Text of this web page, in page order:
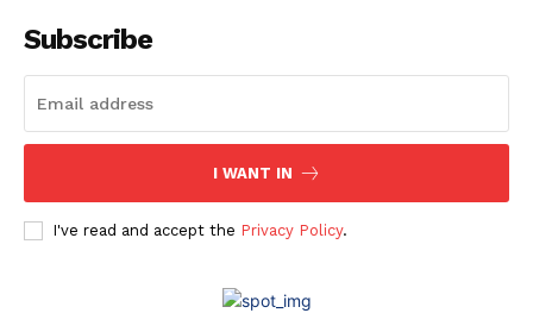
Subscribe
I WANT IN
I've read and accept the Privacy Policy.